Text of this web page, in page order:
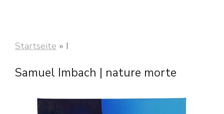
Startseite » I
Samuel Imbach | nature morte